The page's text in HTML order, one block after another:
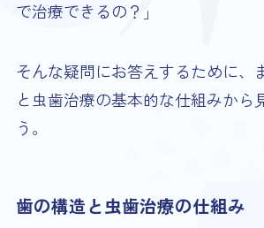
で治療できるの？」
そんな疑問にお答えするために、
と虫歯治療の基本的な仕組みから
う。
歯の構造と虫歯治療の仕組み